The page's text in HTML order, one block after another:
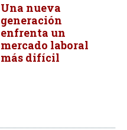
Una nueva
generación
enfrenta un
mercado laboral
más difícil